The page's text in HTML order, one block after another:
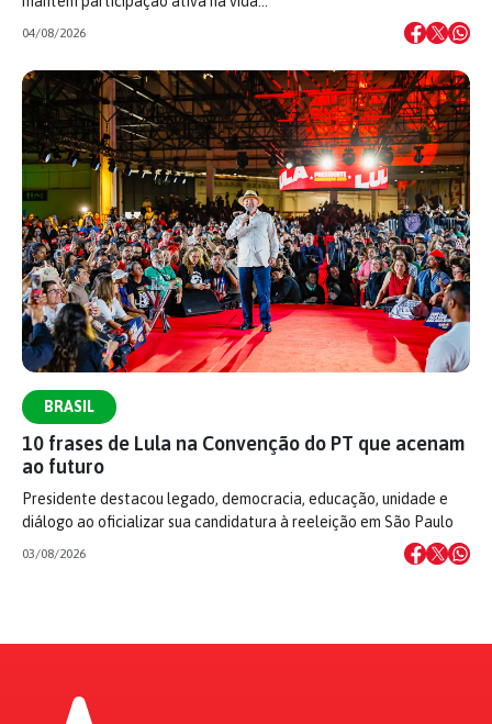
04/08/2026
BRASIL
10 frases de Lula na Convenção do PT que acenam
ao futuro
Presidente destacou legado, democracia, educação, unidade e
diálogo ao oficializar sua candidatura à reeleição em São Paulo
03/08/2026